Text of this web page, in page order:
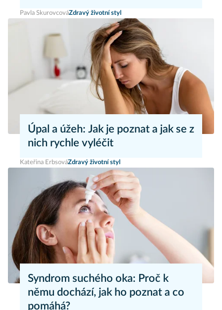
Pavla SkurovcováZdravý životní styl
Úpal a úžeh: Jak je poznat a jak se z
nich rychle vyléčit
Kateřina ErbsováZdravý životní styl
Syndrom suchého oka: Proč k
němu dochází, jak ho poznat a co
pomáhá?